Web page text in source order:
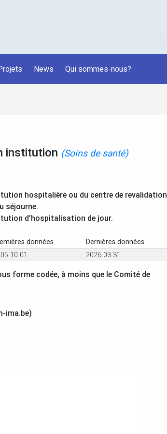
News Qui sommes-nous?
institution (Soins de santé)
hospitalière ou du centre de revalidation
séjourne.
d’hospitalisation de jour.
données
Dernières données
10-01 2026-03-31
forme codée, à moins que le Comité de
ima.be)